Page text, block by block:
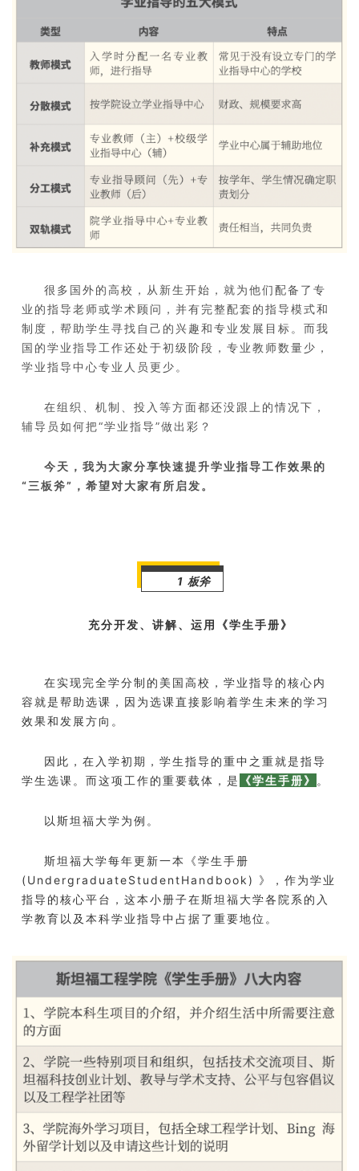
很多国外的高校，从新生开始，就为他们配备了专
业的指导老师或学术顾问，并有完整配套的指导模式和
制度，帮助学生寻找自己的兴趣和专业发展目标。 而我
国的学业指导工作还处于初级阶段，专业教师数量少，
学业指导中心专业人员更少。
在组织、机制、投入等方面都还没跟上的情况下，
辅导员如何把“学业指导”做出彩？
今天，我为大家分享快速提升学业指导工作效果的
“三板斧”，希望对大家有所启发。
1 板斧
充分开发、讲解、运用《学生手册》
在实现完全学分制的美国高校，学业指导的核心内
容就是帮助选课，因为选课直接影响着学生未来的学习
效果和发展方向。
因此，在入学初期，学生指导的重中之重就是指导
学生选课。而这项工作的重要载体，是
《学生手册》 。
以斯坦福大学为例。
斯坦福大学每年更新一本《学生手册
(UndergraduateStudentHandbook) 》，作为学业
指导的核心平台，这本小册子在斯坦福大学各院系的入
学教育以及本科学业指导中占据了重要地位。